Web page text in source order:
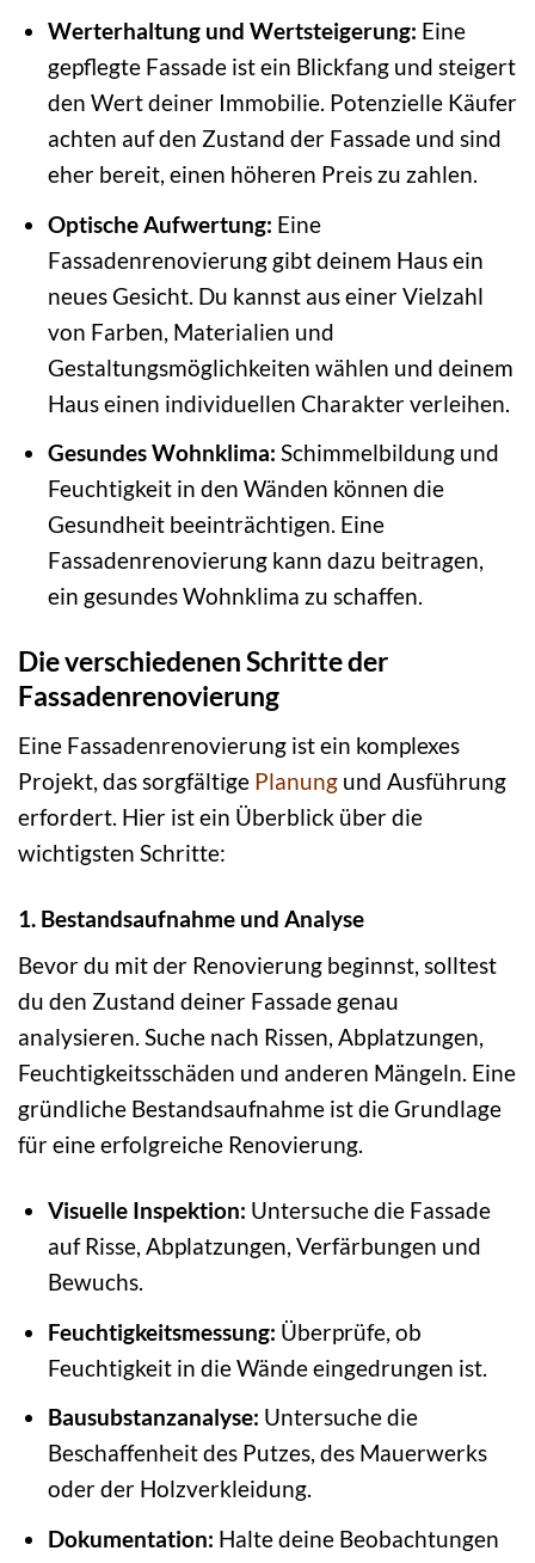
Werterhaltung und Wertsteigerung: Eine
gepflegte Fassade ist ein Blickfang und steigert
den Wert deiner Immobilie. Potenzielle Käufer
achten auf den Zustand der Fassade und sind
eher bereit, einen höheren Preis zu zahlen.
Optische Aufwertung: Eine
Fassadenrenovierung gibt deinem Haus ein
neues Gesicht. Du kannst aus einer Vielzahl
von Farben, Materialien und
Gestaltungsmöglichkeiten wählen und deinem
Haus einen individuellen Charakter verleihen.
Gesundes Wohnklima: Schimmelbildung und
Feuchtigkeit in den Wänden können die
Gesundheit beeinträchtigen. Eine
Fassadenrenovierung kann dazu beitragen,
ein gesundes Wohnklima zu schaffen.
Die verschiedenen Schritte der
Fassadenrenovierung
Eine Fassadenrenovierung ist ein komplexes
Projekt, das sorgfältige Planung und Ausführung
erfordert. Hier ist ein Überblick über die
wichtigsten Schritte:
1. Bestandsaufnahme und Analyse
Bevor du mit der Renovierung beginnst, solltest
du den Zustand deiner Fassade genau
analysieren. Suche nach Rissen, Abplatzungen,
Feuchtigkeitsschäden und anderen Mängeln. Eine
gründliche Bestandsaufnahme ist die Grundlage
für eine erfolgreiche Renovierung.
Visuelle Inspektion: Untersuche die Fassade
auf Risse, Abplatzungen, Verfärbungen und
Bewuchs.
Feuchtigkeitsmessung: Überprüfe, ob
Feuchtigkeit in die Wände eingedrungen ist.
Bausubstanzanalyse: Untersuche die
Beschaffenheit des Putzes, des Mauerwerks
oder der Holzverkleidung.
Dokumentation: Halte deine Beobachtungen